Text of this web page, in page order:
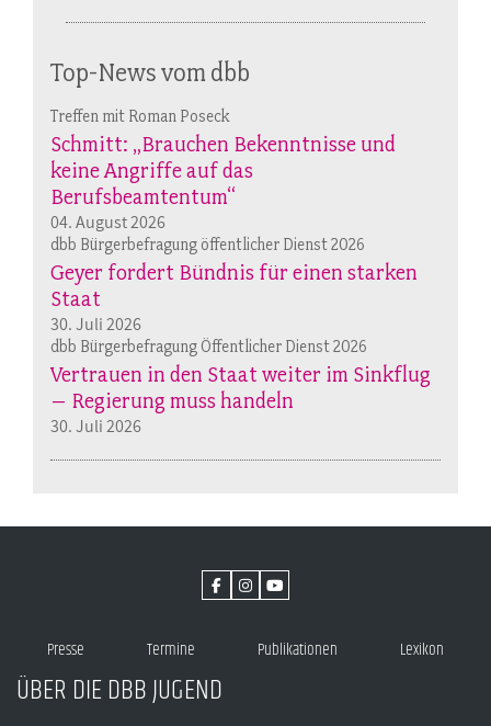
Top-News vom dbb
Treffen mit Roman Poseck
Schmitt: „Brauchen Bekenntnisse und
keine Angriffe auf das
Berufsbeamtentum“
04. August 2026
dbb Bürgerbefragung öffentlicher Dienst 2026
Geyer fordert Bündnis für einen starken
Staat
30. Juli 2026
dbb Bürgerbefragung Öffentlicher Dienst 2026
Vertrauen in den Staat weiter im Sinkflug
– Regierung muss handeln
30. Juli 2026
Presse Termine Publikationen Lexikon
ÜBER DIE DBB JUGEND